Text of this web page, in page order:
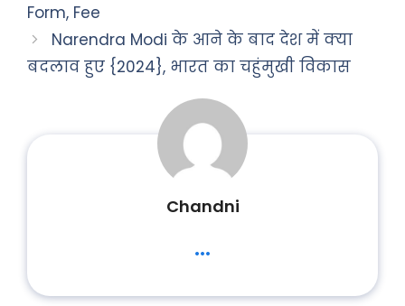
Form, Fee
Narendra Modi के आने के बाद देश में क्या
बदलाव हुए {2024}, भारत का चहुंमुखी विकास
Chandni
...